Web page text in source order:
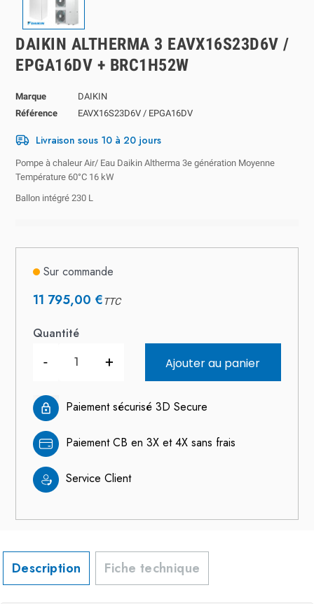
DAIKIN ALTHERMA 3 EAVX16S23D6V /
EPGA16DV + BRC1H52W
Marque
DAIKIN
Référence
EAVX16S23D6V / EPGA16DV
Livraison sous 10 à 20 jours
Pompe à chaleur Air/ Eau Daikin Altherma 3e génération Moyenne
Température 60°C 16 kW
Ballon intégré 230 L
Sur commande
11 795,00 €TTC
Quantité
- + Ajouter au panier
Paiement sécurisé 3D Secure
Paiement CB en 3X et 4X sans frais
Service Client
Description Fiche technique